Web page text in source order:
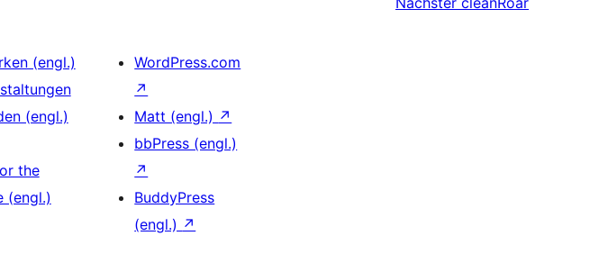
(engl.)
(engl.)
the
(engl.)
WordPress.com
↗
Matt (engl.) ↗
bbPress (engl.)
↗
BuddyPress
(engl.) ↗